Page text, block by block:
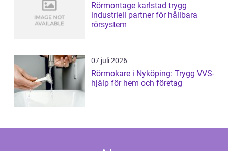
Rörmontage karlstad trygg
industriell partner för hållbara
rörsystem
07 juli 2026
Rörmokare i Nyköping: Trygg VVS-
hjälp för hem och företag